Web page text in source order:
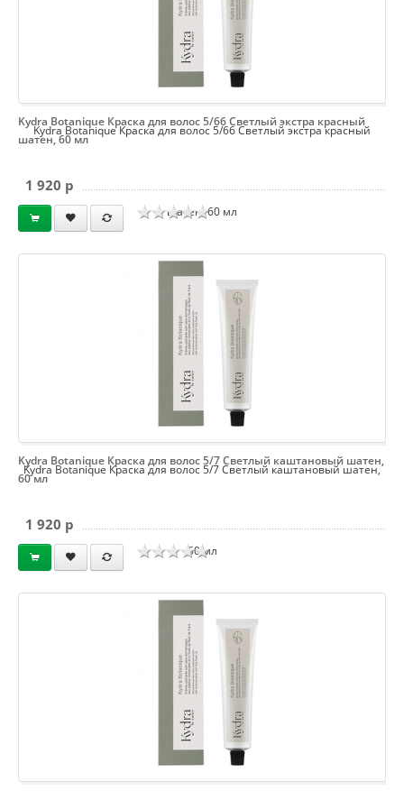
Kydra Botanique Краска для волос 5/66 Светлый экстра красный
шатен, 60 мл
Kydra Botanique Краска для волос 5/66 Светлый экстра красный
шатен, 60 мл
1 920 p
Kydra Botanique Краска для волос 5/7 Светлый каштановый шатен,
60 мл
Kydra Botanique Краска для волос 5/7 Светлый каштановый шатен,
60 мл
1 920 p